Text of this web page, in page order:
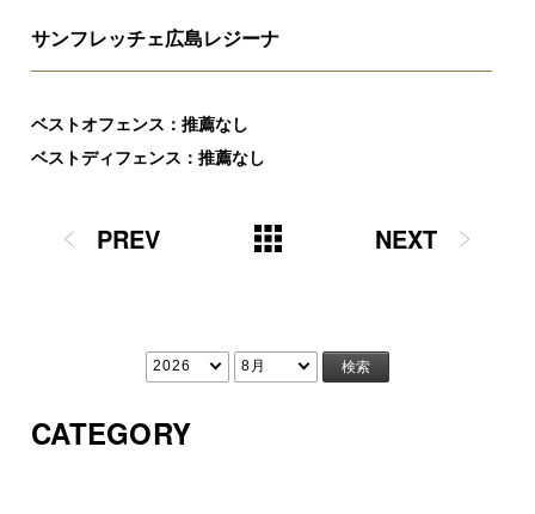
サンフレッチェ広島レジーナ
ベストオフェンス：推薦なし
ベストディフェンス：推薦なし
PREV NEXT
CATEGORY